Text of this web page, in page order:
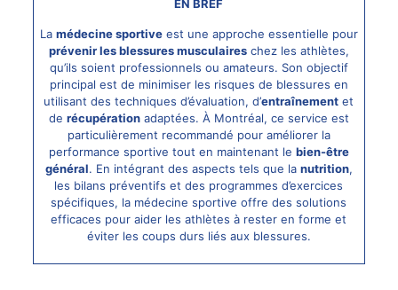
EN BREF
La médecine sportiveest une approche essentielle pour
prévenir les blessures musculaireschez les athlètes,
qu’ils soient professionnels ou amateurs. Son objectif
principal est de minimiser les risques de blessures en
utilisant des techniques d’évaluation, d’entraînement et
de récupérationadaptées. À Montréal, ce service est
particulièrement recommandé pour améliorer la
performance sportive tout en maintenant le bien-être
général. En intégrant des aspects tels que la nutrition,
les bilans préventifs et des programmes d’exercices
spécifiques, la médecine sportive offre des solutions
efficaces pour aider les athlètes à rester en forme et
éviter les coups durs liés aux blessures.